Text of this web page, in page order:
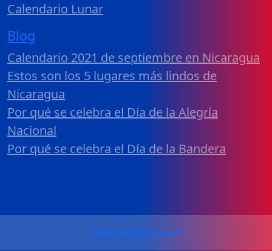
Calendario Lunar
Blog
Calendario 2021 de septiembre en Nicaragua
Estos son los 5 lugares más lindos de
Nicaragua
Por qué se celebra el Día de la Alegría
Nacional
Por qué se celebra el Día de la Bandera
Calendario 2026 Nicaragua